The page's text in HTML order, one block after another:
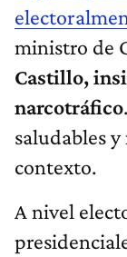
ministro de
Castillo,
narcotráfico
saludables
contexto.
A nivel